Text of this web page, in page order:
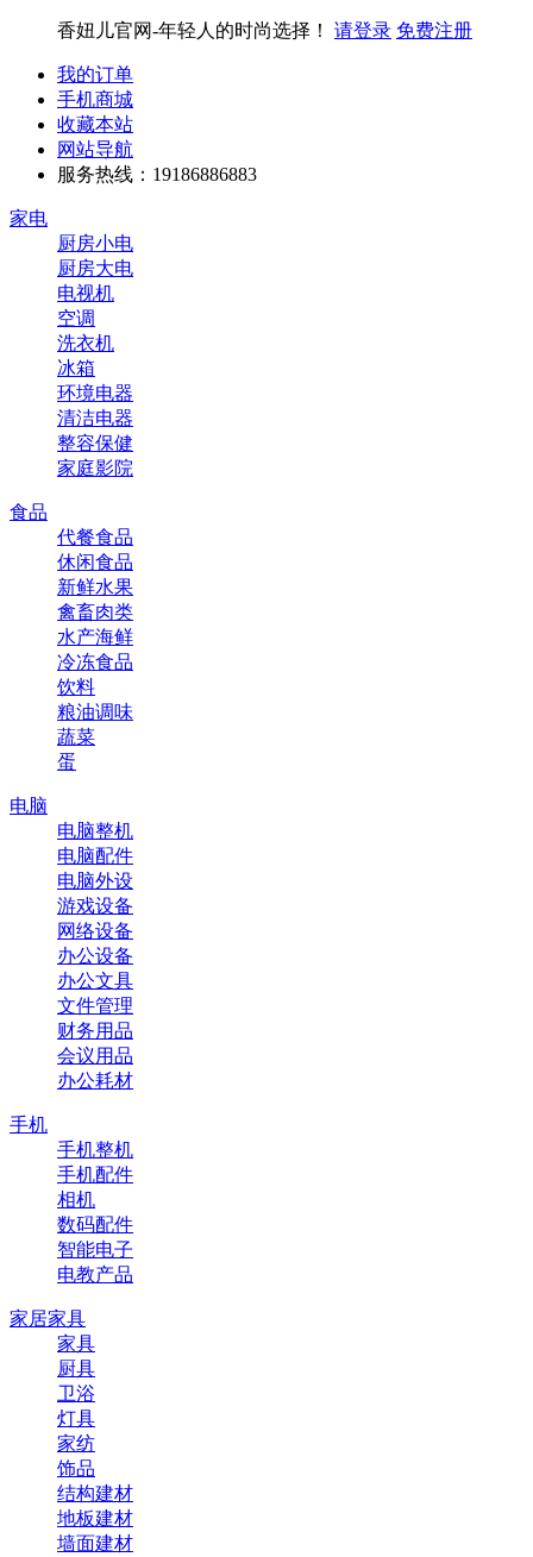
香妞儿官网-年轻人的时尚选择！ 请登录 免费注册
我的订单
手机商城
收藏本站
网站导航
服务热线：19186886883
家电
厨房小电
厨房大电
电视机
空调
洗衣机
冰箱
环境电器
清洁电器
整容保健
家庭影院
食品
代餐食品
休闲食品
新鲜水果
禽畜肉类
水产海鲜
冷冻食品
饮料
粮油调味
蔬菜
蛋
电脑
电脑整机
电脑配件
电脑外设
游戏设备
网络设备
办公设备
办公文具
文件管理
财务用品
会议用品
办公耗材
手机
手机整机
手机配件
相机
数码配件
智能电子
电教产品
家居家具
家具
厨具
卫浴
灯具
家纺
饰品
结构建材
地板建材
墙面建材